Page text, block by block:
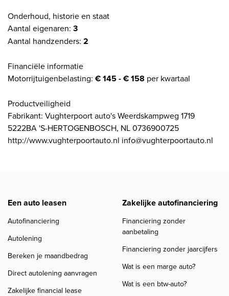
Onderhoud, historie en staat
Aantal eigenaren: 3
Aantal handzenders: 2
Financiële informatie
Motorrijtuigenbelasting: € 145 - € 158 per kwartaal
Productveiligheid
Fabrikant: Vughterpoort auto's Weerdskampweg 1719
5222BA 'S-HERTOGENBOSCH, NL 0736900725
http://www.vughterpoortauto.nl info@vughterpoortauto.nl
Een auto leasen
Autofinanciering
Autolening
Bereken je maandbedrag
Direct autolening aanvragen
Zakelijke financial lease
Zakelijke autofinanciering
Financiering zonder
aanbetaling
Financiering zonder jaarcijfers
Wat is een marge auto?
Wat is een btw-auto?